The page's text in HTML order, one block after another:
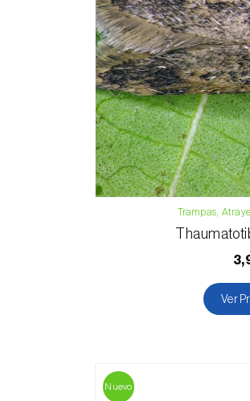
Trampas,
Ver
Nuevo